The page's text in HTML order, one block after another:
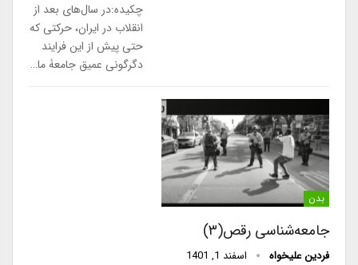
چكيده:در سال‌های بعد از
انقلاب در ايران، حركتی كه
حتی پيش از اين فرايند
دگرگونی عميق جامعۀ ما…
بدن
جامعه‌شناسی رقص(۳)
فردین علیخواه اسفند 1, 1401